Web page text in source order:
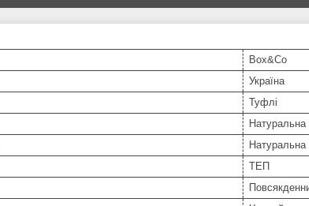
Box&Co
Україна
Туфлі
Натуральна
Натуральна
ТЕП